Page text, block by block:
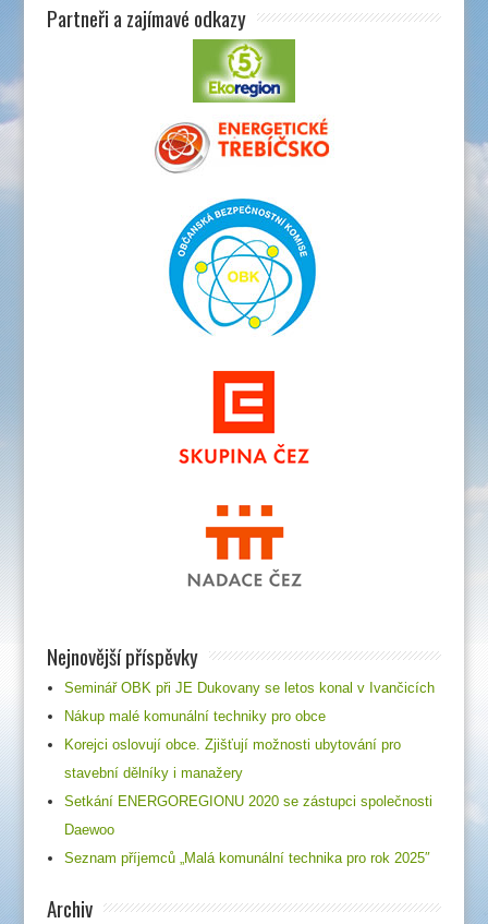
Partneři a zajímavé odkazy
Nejnovější příspěvky
Seminář OBK při JE Dukovany se letos konal v Ivančicích
Nákup malé komunální techniky pro obce
Korejci oslovují obce. Zjišťují možnosti ubytování pro
stavební dělníky i manažery
Setkání ENERGOREGIONU 2020 se zástupci společnosti
Daewoo
Seznam příjemců „Malá komunální technika pro rok 2025″
Archiv